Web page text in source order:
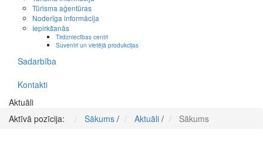
Tūrisma aģentūras
Noderīga informācija
Iepirkšanās
Tirdzniecības centri
Suvenīri un vietējā produkcijas
Sadarbība
Kontakti
Aktuāli
Aktīvā pozīcija:
Sākums / Aktuāli / Sākums